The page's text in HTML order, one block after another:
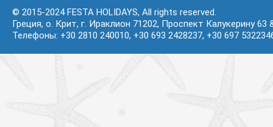
© 2015-2024 FESTA HOLIDAYS, All rights reserved.
Греция, о. Крит, г. Ираклион 71202, Проспект Калукерину 63
Телефоны: +30 2810 240010, +30 693 2428237, +30 697